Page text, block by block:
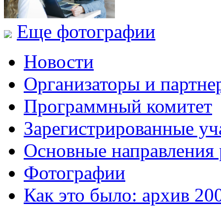
Еще фотографии
Новости
Организаторы и
Программный комитет
Зарегистрированные
Основные направления
Фотографии
Как это было: архив